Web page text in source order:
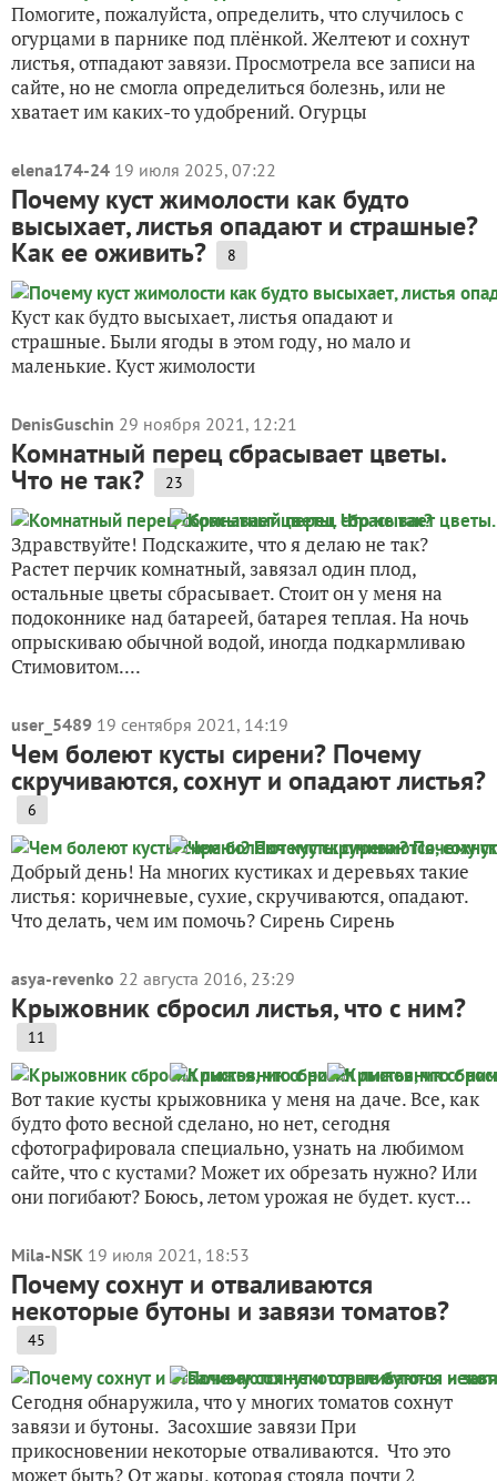
Помогите, пожалуйста, определить, что случилось с
огурцами в парнике под плёнкой. Желтеют и сохнут
листья, отпадают завязи. Просмотрела все записи на
сайте, но не смогла определиться болезнь, или не
хватает им каких-то удобрений. Огурцы
elena174-24 19 июля 2025, 07:22
Почему куст жимолости как будто
высыхает, листья опадают и страшные?
Как ее оживить? 8
Куст как будто высыхает, листья опадают и
страшные. Были ягоды в этом году, но мало и
маленькие. Куст жимолости
DenisGuschin 29 ноября 2021, 12:21
Комнатный перец сбрасывает цветы.
Что не так? 23
Здравствуйте! Подскажите, что я делаю не так?
Растет перчик комнатный, завязал один плод,
остальные цветы сбрасывает. Стоит он у меня на
подоконнике над батареей, батарея теплая. На ночь
опрыскиваю обычной водой, иногда подкармливаю
Стимовитом....
user_5489 19 сентября 2021, 14:19
Чем болеют кусты сирени? Почему
скручиваются, сохнут и опадают листья?
6
Добрый день! На многих кустиках и деревьях такие
листья: коричневые, сухие, скручиваются, опадают.
Что делать, чем им помочь? Сирень Сирень
asya-revenko 22 августа 2016, 23:29
Крыжовник сбросил листья, что с ним?
11
Вот такие кусты крыжовника у меня на даче. Все, как
будто фото весной сделано, но нет, сегодня
сфотографировала специально, узнать на любимом
сайте, что с кустами? Может их обрезать нужно? Или
они погибают? Боюсь, летом урожая не будет. куст...
Mila-NSK 19 июля 2021, 18:53
Почему сохнут и отваливаются
некоторые бутоны и завязи томатов?
45
Сегодня обнаружила, что у многих томатов сохнут
завязи и бутоны. Засохшие завязи При
прикосновении некоторые отваливаются. Что это
может быть? От жары, которая стояла почти 2